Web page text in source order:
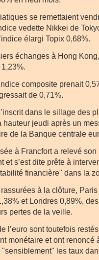
se remettaient
vedette Nikkei de
élargi Topix 0,68%.
échanges à Hong
composite prenait
de 0,71%.
dans le sillage des
hauteur jeudi après un
de la Banque centrale
à Francfort a relevé
et s’est dite prête à
financière" dans la
à la clôture,
et Londres 0,89%,
pertes de la veille.
l’euro sont toutefois
monétaire et ont renoncé
les taux